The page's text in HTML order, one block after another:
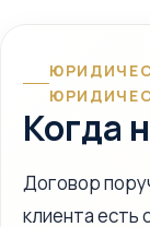
Когда
Договор
клиента есть